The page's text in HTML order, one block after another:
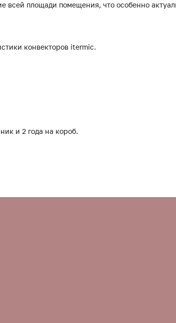
всей площади помещения, что особенно
конвекторов itermic.
и 2 года на короб.